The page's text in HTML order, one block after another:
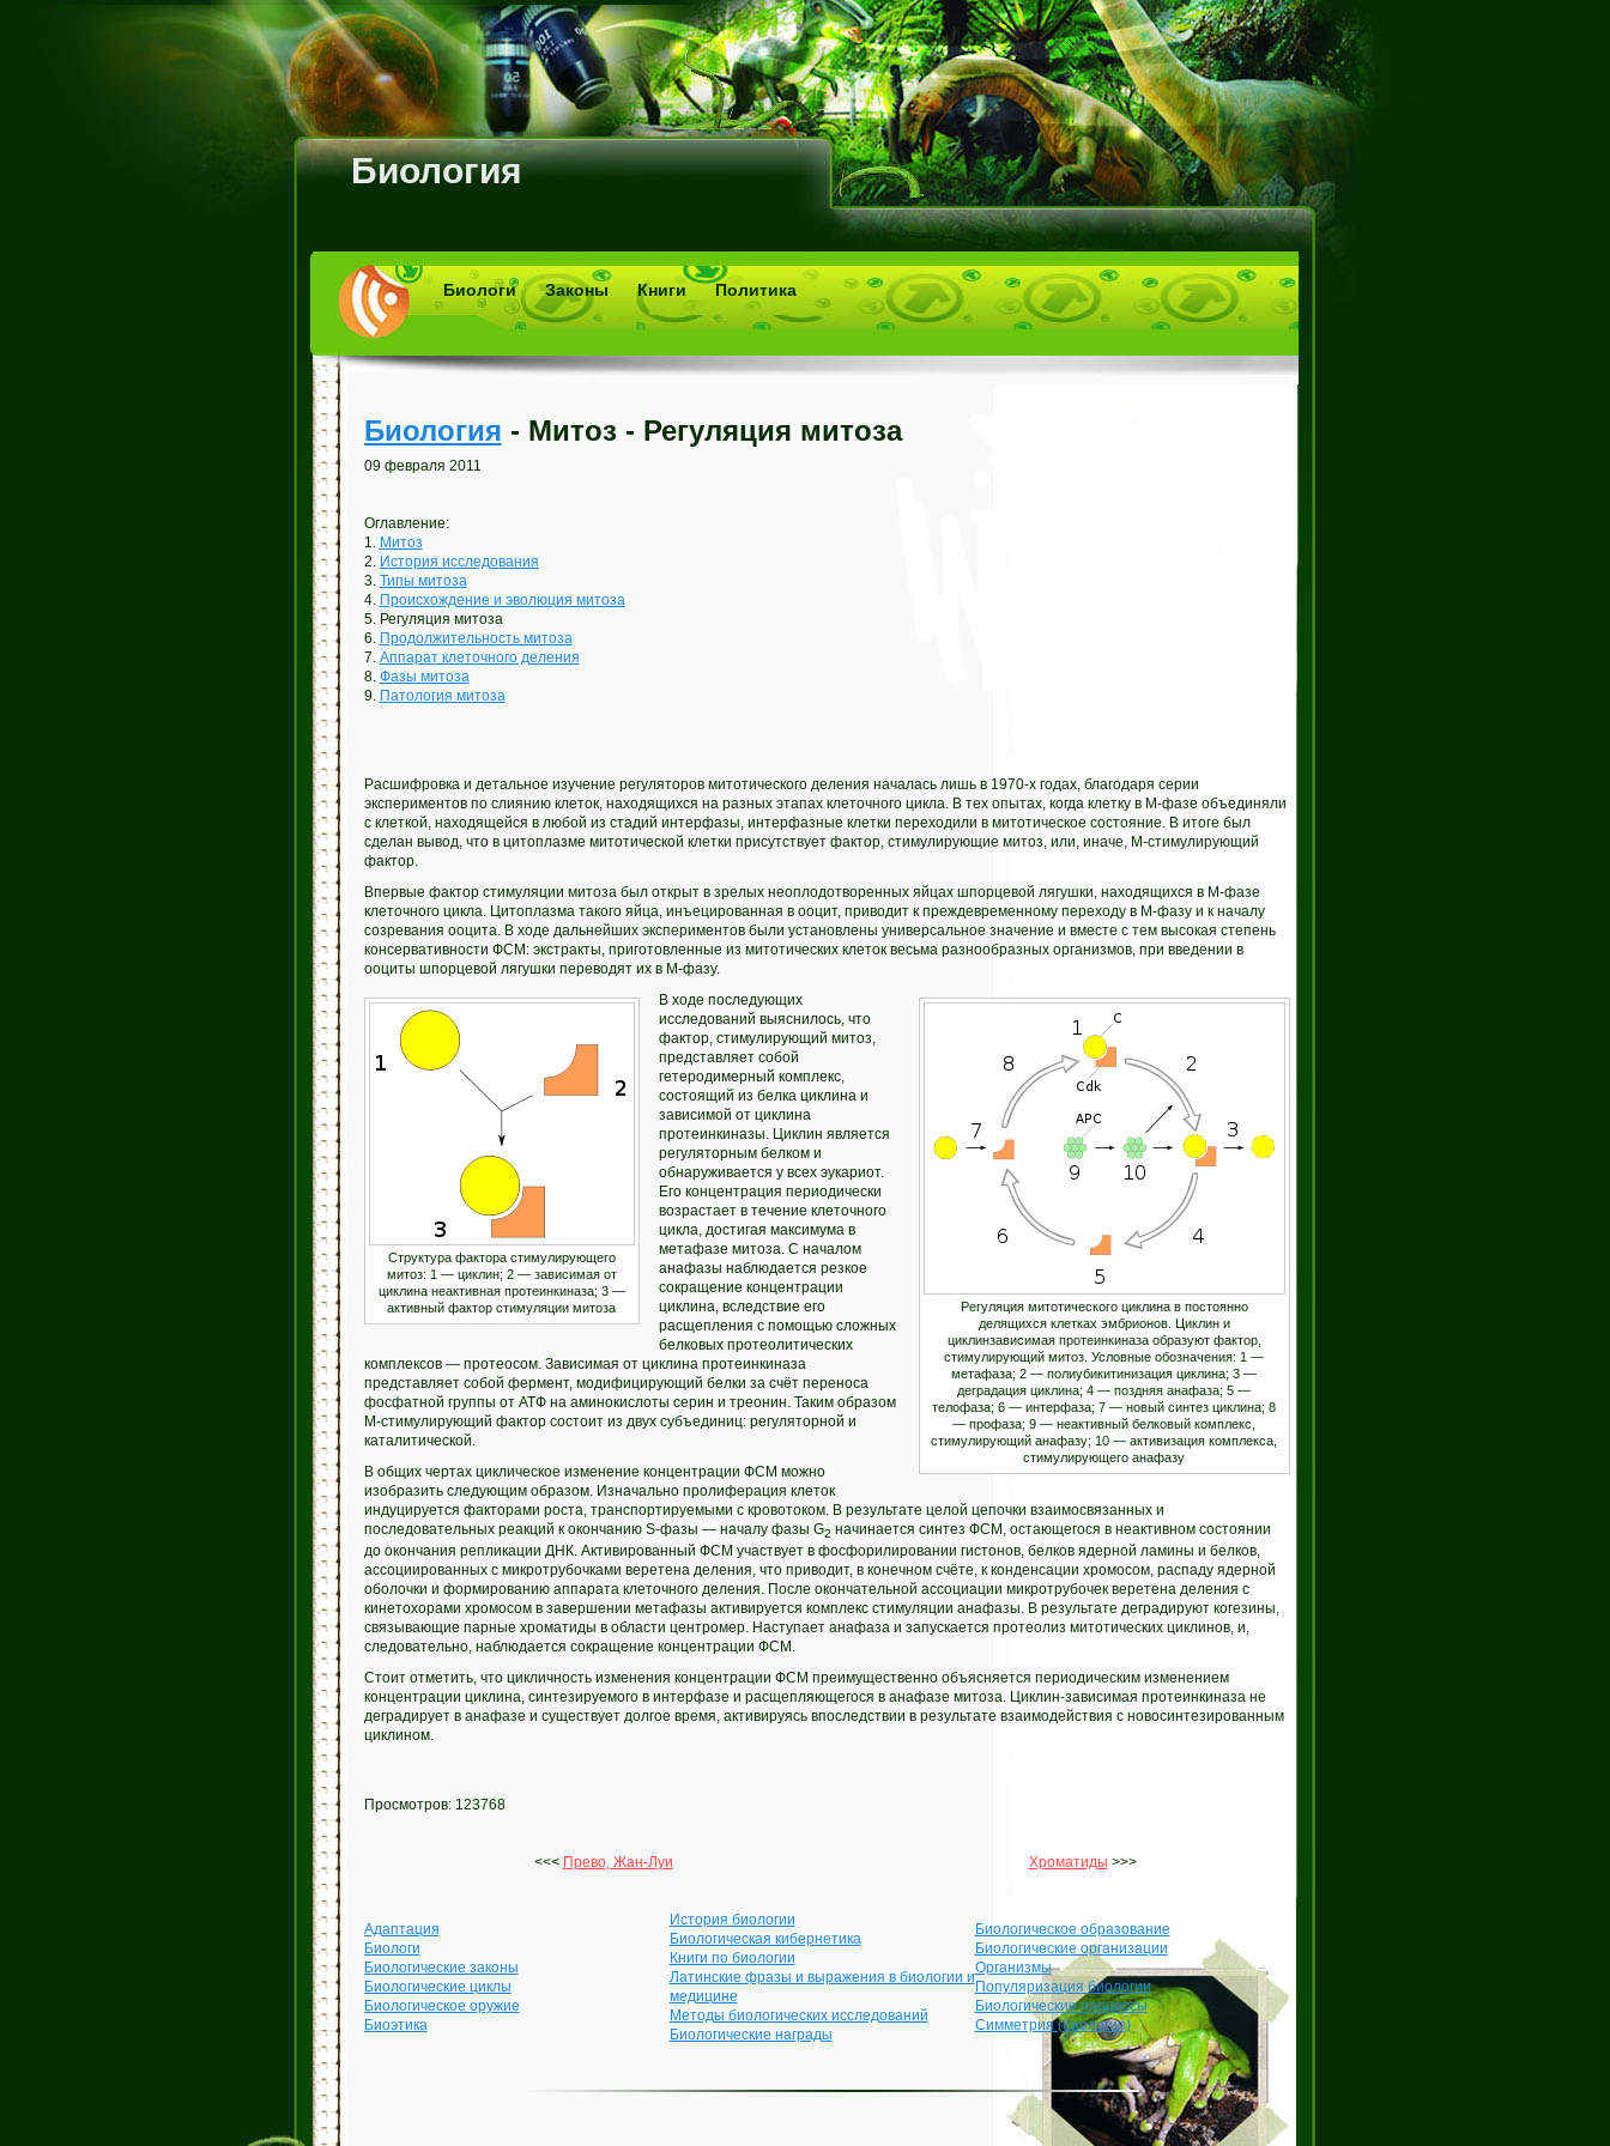
Биология
Биологи Законы Книги Политика
Биология - Митоз - Регуляция митоза
09 февраля 2011
Оглавление:
1. Митоз
2. История исследования
3. Типы митоза
4. Происхождение и эволюция митоза
5. Регуляция митоза
6. Продолжительность митоза
7. Аппарат клеточного деления
8. Фазы митоза
9. Патология митоза
Расшифровка и детальное изучение регуляторов митотического деления началась лишь в 1970-х годах, благодаря серии
экспериментов по слиянию клеток, находящихся на разных этапах клеточного цикла. В тех опытах, когда клетку в М-фазе объединяли
с клеткой, находящейся в любой из стадий интерфазы, интерфазные клетки переходили в митотическое состояние. В итоге был
сделан вывод, что в цитоплазме митотической клетки присутствует фактор, стимулирующие митоз, или, иначе, М-стимулирующий
фактор.
Впервые фактор стимуляции митоза был открыт в зрелых неоплодотворенных яйцах шпорцевой лягушки, находящихся в М-фазе
клеточного цикла. Цитоплазма такого яйца, инъецированная в ооцит, приводит к преждевременному переходу в М-фазу и к началу
созревания ооцита. В ходе дальнейших экспериментов были установлены универсальное значение и вместе с тем высокая степень
консервативности ФСМ: экстракты, приготовленные из митотических клеток весьма разнообразных организмов, при введении в
ооциты шпорцевой лягушки переводят их в М-фазу.
Структура фактора стимулирующего
митоз: 1 — циклин; 2 — зависимая от
циклина неактивная протеинкиназа; 3 —
активный фактор стимуляции митоза
Регуляция митотического циклина в постоянно
делящихся клетках эмбрионов. Циклин и
циклинзависимая протеинкиназа образуют фактор,
стимулирующий митоз. Условные обозначения: 1 —
метафаза; 2 — полиубикитинизация циклина; 3 —
деградация циклина; 4 — поздняя анафаза; 5 —
телофаза; 6 — интерфаза; 7 — новый синтез циклина; 8
— профаза; 9 — неактивный белковый комплекс,
стимулирующий анафазу; 10 — активизация комплекса,
стимулирующего анафазу
В ходе последующих
исследований выяснилось, что
фактор, стимулирующий митоз,
представляет собой
гетеродимерный комплекс,
состоящий из белка циклина и
зависимой от циклина
протеинкиназы. Циклин является
регуляторным белком и
обнаруживается у всех эукариот.
Его концентрация периодически
возрастает в течение клеточного
цикла, достигая максимума в
метафазе митоза. С началом
анафазы наблюдается резкое
сокращение концентрации
циклина, вследствие его
расщепления с помощью сложных
белковых протеолитических
комплексов — протеосом. Зависимая от циклина протеинкиназа
представляет собой фермент, модифицирующий белки за счёт переноса
фосфатной группы от АТФ на аминокислоты серин и треонин. Таким образом
М-стимулирующий фактор состоит из двух субъединиц: регуляторной и
каталитической.
В общих чертах циклическое изменение концентрации ФСМ можно
изобразить следующим образом. Изначально пролиферация клеток
индуцируется факторами роста, транспортируемыми с кровотоком. В результате целой цепочки взаимосвязанных и
последовательных реакций к окончанию S-фазы — началу фазы G2 начинается синтез ФСМ, остающегося в неактивном состоянии
до окончания репликации ДНК. Активированный ФСМ участвует в фосфорилировании гистонов, белков ядерной ламины и белков,
ассоциированных с микротрубочками веретена деления, что приводит, в конечном счёте, к конденсации хромосом, распаду ядерной
оболочки и формированию аппарата клеточного деления. После окончательной ассоциации микротрубочек веретена деления с
кинетохорами хромосом в завершении метафазы активируется комплекс стимуляции анафазы. В результате деградируют когезины,
связывающие парные хроматиды в области центромер. Наступает анафаза и запускается протеолиз митотических циклинов, и,
следовательно, наблюдается сокращение концентрации ФСМ.
Стоит отметить, что цикличность изменения концентрации ФСМ преимущественно объясняется периодическим изменением
концентрации циклина, синтезируемого в интерфазе и расщепляющегося в анафазе митоза. Циклин-зависимая протеинкиназа не
деградирует в анафазе и существует долгое время, активируясь впоследствии в результате взаимодействия с новосинтезированным
циклином.
Просмотров: 123768
<<< Прево, Жан-Луи Хроматиды >>>
Адаптация
Биологи
Биологические законы
Биологические циклы
Биологическое оружие
Биоэтика
История биологии
Биологическая кибернетика
Книги по биологии
Латинские фразы и выражения в биологии и
медицине
Методы биологических исследований
Биологические награды
Биологическое образование
Биологические организации
Организмы
Популяризация биологии
Биологические процессы
Симметрия (биология)